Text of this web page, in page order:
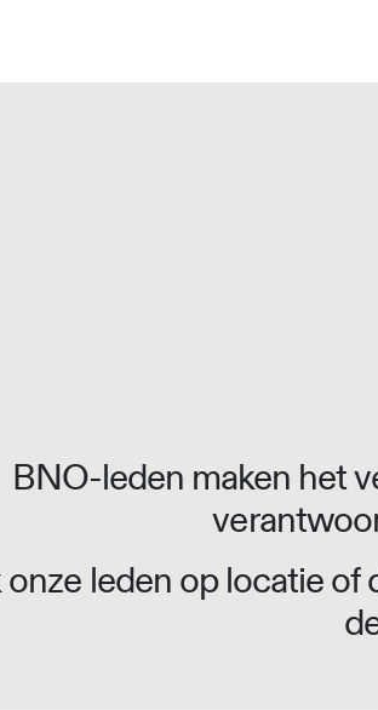
BNO-leden maken het
leden op locatie of